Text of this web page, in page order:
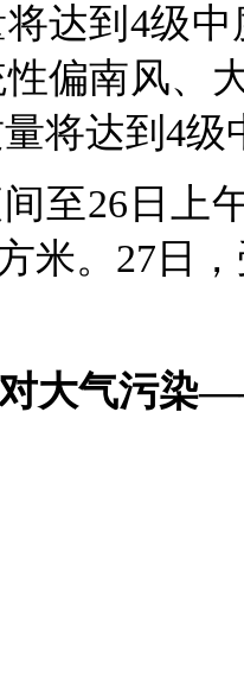
达到4级
偏南风、
将达到4
至26日上
米。27日
大气污染